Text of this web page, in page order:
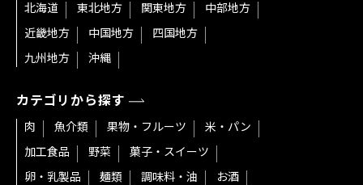
北海道 東北地方 関東地方
中部地方
近畿地方
中国地方
四国地方
九州地方
沖縄
カテゴリから探す
肉 魚介類 果物・フルーツ
米・パン
加工食品
野菜
菓子・スイーツ
卵・乳製品
麺類 調味料・油
お酒